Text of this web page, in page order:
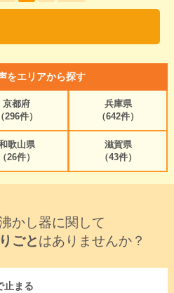
をエリアから探す
京都府
（296件）
兵庫県
（642件）
歌山県
（26件）
滋賀県
（43件）
かし器に関して
ごとはありませんか？
止まる